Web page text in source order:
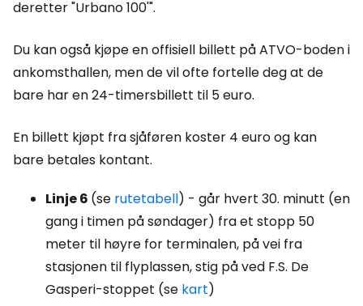
deretter "Urbano 100'".
Du kan også kjøpe en offisiell billett på ATVO-boden i
ankomsthallen, men de vil ofte fortelle deg at de
bare har en 24-timersbillett til 5 euro.
En billett kjøpt fra sjåføren koster 4 euro og kan
bare betales kontant.
Linje 6 (se rutetabell) - går hvert 30. minutt (en
gang i timen på søndager) fra et stopp 50
meter til høyre for terminalen, på vei fra
stasjonen til flyplassen, stig på ved F.S. De
Gasperi-stoppet (se kart)